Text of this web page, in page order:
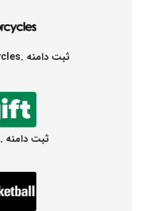
ثبت دامنه .motorcycles ارزان
ثبت دامنه .gift ارزان